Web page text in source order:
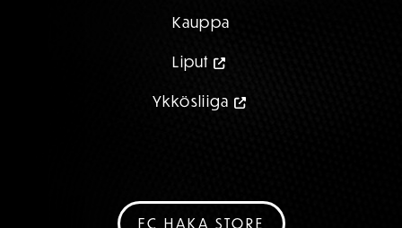
Kauppa
Liput
Ykkösliiga
FC HAKA STORE